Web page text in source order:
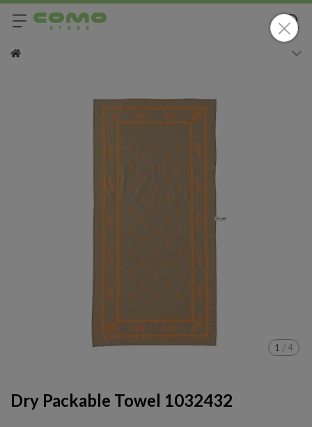
1 /4
Dry Packable Towel 1032432